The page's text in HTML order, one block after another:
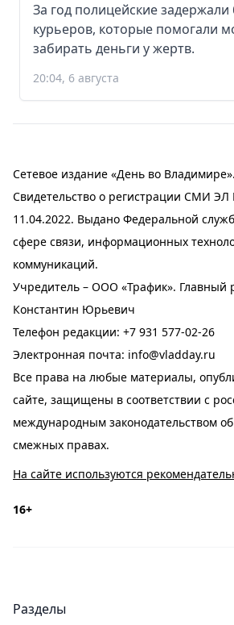
За год полицейские задержали
курьеров, которые помогали
забирать деньги у жертв.
20:04, 6 августа
Сетевое издание «День во Владимире».
Свидетельство о регистрации СМИ
11.04.2022. Выдано Федеральной
сфере связи, информационных
коммуникаций.
Учредитель – ООО «Трафик». Главный
Константин Юрьевич
Телефон редакции: +7 931 577-02-26
Электронная почта: info@vladday.ru
Все права на любые материалы,
сайте, защищены в соответствии с
международным законодательством
смежных правах.
На сайте используются
16+
Разделы